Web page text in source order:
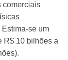
comerciais
se um
R$ 10 bilhões a